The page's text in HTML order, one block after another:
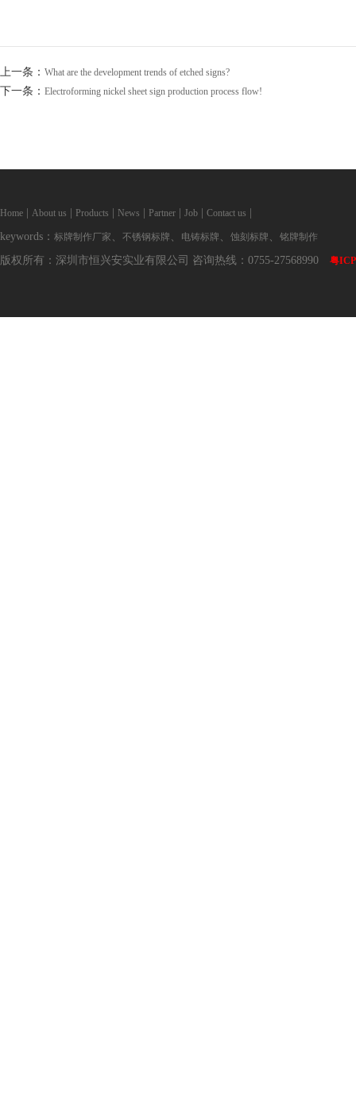
上一条： What are the development trends of etched signs?
下一条： Electroforming nickel sheet sign production process flow!
Home About us Products News Partner Job Contact us
keywords： 标牌制作厂家 、 不锈钢标牌 、 电铸标牌 、 蚀刻标牌 、 铭牌制作
版权所有：深圳市恒兴安实业有限公司 咨询热线：0755-27568990 粤